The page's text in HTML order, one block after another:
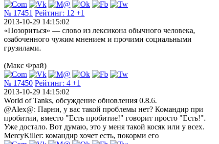
№ 17451 Рейтинг: 12 +1
2013-10-29 14:15:02
«Позориться» — слово из лексикона обычного человека,
озабоченного чужим мнением и прочими социальными
грузилами.
(Макс Фрай)
№ 17450 Рейтинг: 4 +1
2013-10-29 14:15:02
World of Tanks, обсуждение обновления 0.8.6.
@Alex@: Парни, у вас такой проблемы нет? Командир при
пробитии, вместо "Есть пробитие!" говорит просто "Есть!".
Уже достало. Вот думаю, это у меня такой косяк или у всех.
MercyKiller: командир хочет есть, покорми его